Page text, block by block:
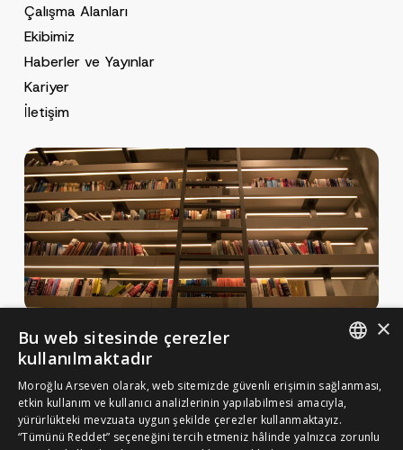
Çalışma Alanları
Ekibimiz
Haberler ve Yayınlar
Kariyer
İletişim
Haberler ve Yayınlar
MA Gazette
Kariyer
TURKISH
×
Bu web sitesinde çerezler
kullanılmaktadır
Moroğlu Arseven olarak, web sitemizde güvenli erişimin sağlanması,
etkin kullanım ve kullanıcı analizlerinin yapılabilmesi amacıyla,
yürürlükteki mevzuata uygun şekilde çerezler kullanmaktayız.
“Tümünü Reddet” seçeneğini tercih etmeniz hâlinde yalnızca zorunlu